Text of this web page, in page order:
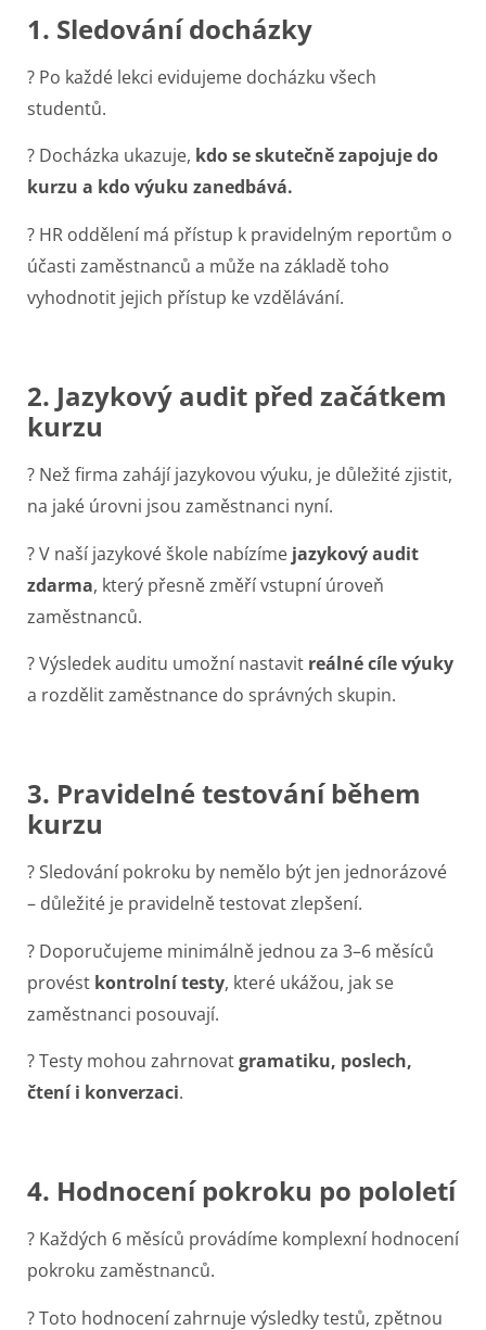
1. Sledování docházky
? Po každé lekci evidujeme docházku všech
studentů.
? Docházka ukazuje, kdo se skutečně zapojuje do
kurzu a kdo výuku zanedbává.
? HR oddělení má přístup k pravidelným reportům o
účasti zaměstnanců a může na základě toho
vyhodnotit jejich přístup ke vzdělávání.
2. Jazykový audit před začátkem
kurzu
? Než firma zahájí jazykovou výuku, je důležité zjistit,
na jaké úrovni jsou zaměstnanci nyní.
? V naší jazykové škole nabízíme jazykový audit
zdarma, který přesně změří vstupní úroveň
zaměstnanců.
? Výsledek auditu umožní nastavit reálné cíle výuky
a rozdělit zaměstnance do správných skupin.
3. Pravidelné testování během
kurzu
? Sledování pokroku by nemělo být jen jednorázové
– důležité je pravidelně testovat zlepšení.
? Doporučujeme minimálně jednou za 3–6 měsíců
provést kontrolní testy, které ukážou, jak se
zaměstnanci posouvají.
? Testy mohou zahrnovatgramatiku, poslech,
čtení i konverzaci.
4. Hodnocení pokroku po pololetí
? Každých 6 měsíců provádíme komplexní hodnocení
pokroku zaměstnanců.
? Toto hodnocení zahrnuje výsledky testů, zpětnou